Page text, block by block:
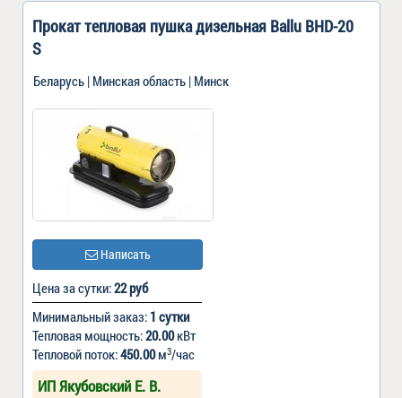
Прокат тепловая пушка дизельная Ballu BHD-20
S
Беларусь | Минская область | Минск
Написать
Цена за сутки:22 руб
Минимальный заказ: 1 сутки
Тепловая мощность:20.00кВт
Тепловой поток:450.00м3/час
ИП Якубовский Е. В.